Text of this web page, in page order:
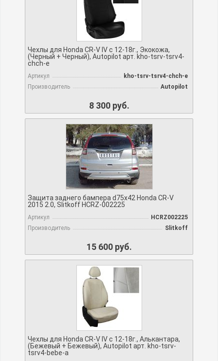
Чехлы для Honda CR-V IV с 12-18г., Экокожа,
(Черный + Черный), Autopilot арт. kho-tsrv-tsrv4-
chch-e
Артикул
kho-tsrv-tsrv4-chch-e
Производитель
Autopilot
8 300 руб.
Защита заднего бампера d75х42 Honda CR-V
2015 2.0, Slitkoff HCRZ-002225
Артикул
HCRZ002225
Производитель
Slitkoff
15 600 руб.
Чехлы для Honda CR-V IV с 12-18г., Алькантара,
(Бежевый + Бежевый), Autopilot арт. kho-tsrv-
tsrv4-bebe-a